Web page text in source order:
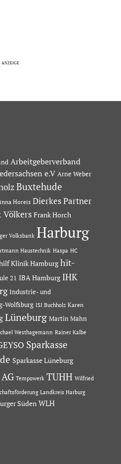
Arbeitgeberverband
e.V Arne Weber
Buxtehude
Horeis Dierkes Partner
Völkers Frank Horch
Volksbank Harburg
Haustechnik Haspa HC
Klinik Hamburg hit-
21 IBA Hamburg IHK
Industrie- und
Wolfsburg ISI Buchholz Karen
Lüneburg Martin Mahn
Westhagemann Rainer Kalbe
Sparkasse
Sparkasse Lüneburg
Tempowerk TUHH Wilfried
Landkreis Harburg
Süden WLH